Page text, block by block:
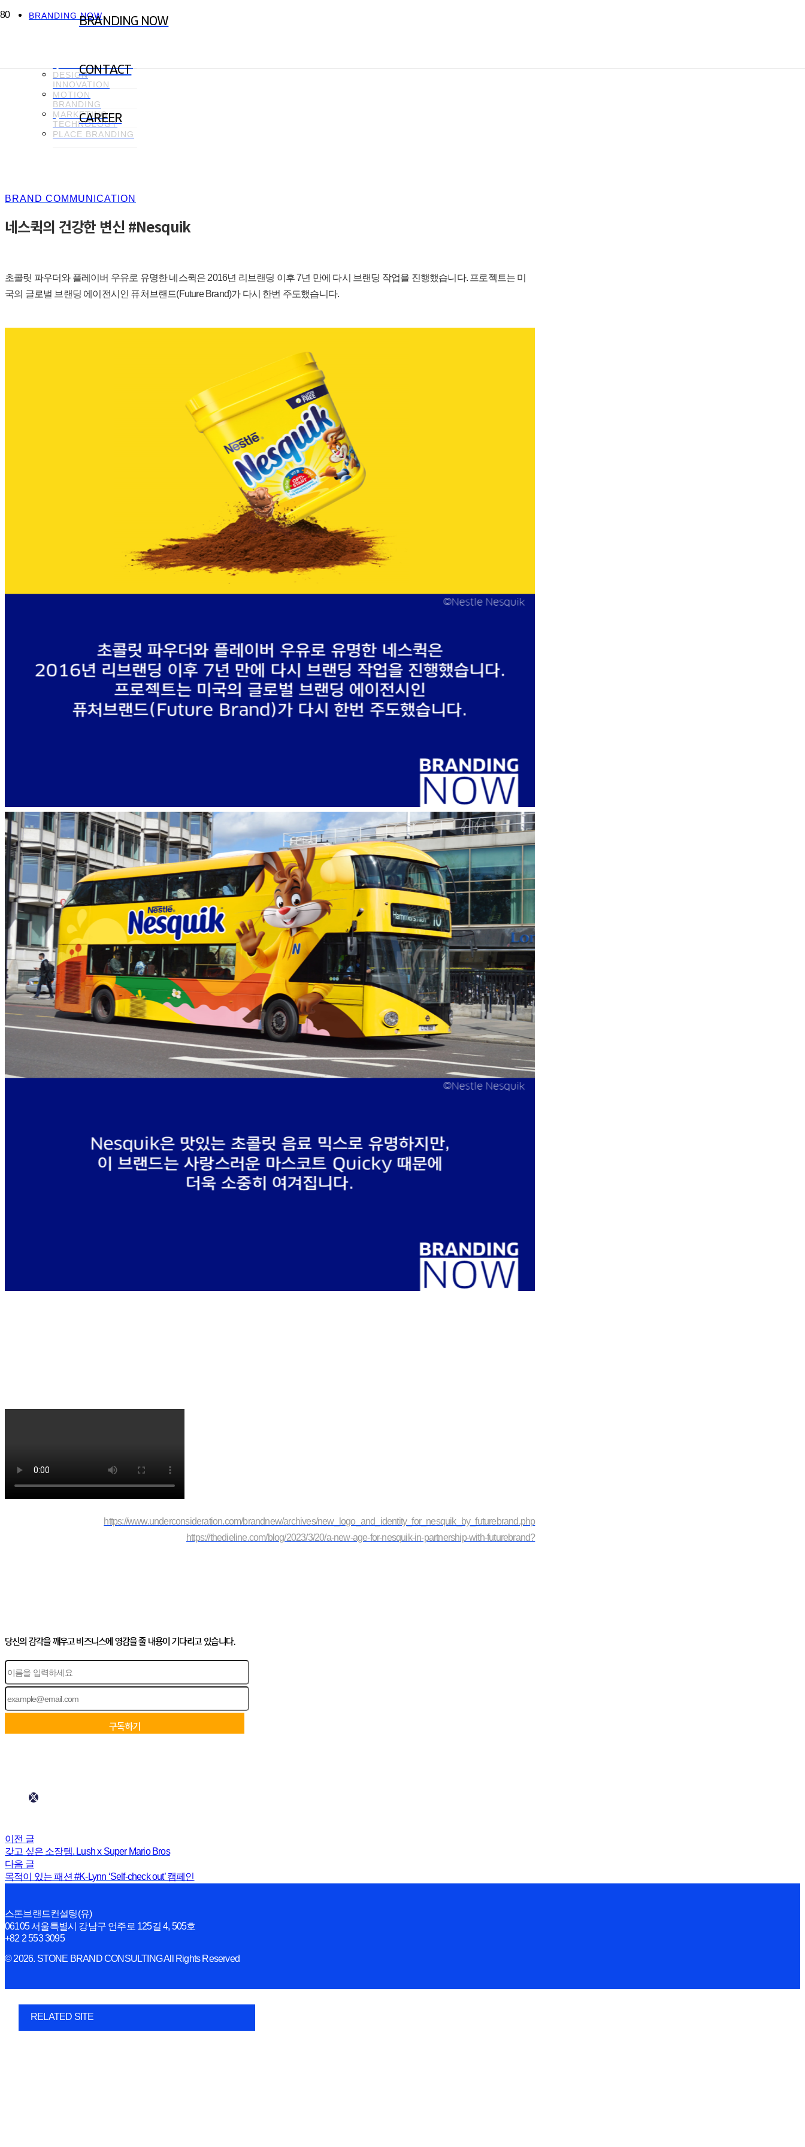
BRANDING NOW
CONTACT
CAREER
BRANDING NOW
COMMUNICATION
DESIGN
INNOVATION
MOTION
BRANDING
MARKETING
TECHNOLOGY
PLACE BRANDING
BRAND COMMUNICATION
네스퀵의 건강한 변신 #Nesquik
초콜릿 파우더와 플레이버 우유로 유명한 네스퀵은 2016년 리브랜딩 이후 7년 만에 다시 브랜딩 작업을 진행했습니다. 프로젝트는 미
국의 글로벌 브랜딩 에이전시인 퓨처브랜드(Future Brand)가 다시 한번 주도했습니다.
https://www.underconsideration.com/brandnew/archives/new_logo_and_identity_for_nesquik_by_futurebrand.php
https://thedieline.com/blog/2023/3/20/a-new-age-for-nesquik-in-partnership-with-futurebrand?
당신의 감각을 깨우고 비즈니스에 영감을 줄 내용이 기다리고 있습니다.
이전 글
갖고 싶은 소장템. Lush x Super Mario Bros
다음 글
목적이 있는 패션 #K-Lynn ‘Self-check out’ 캠페인
스톤브랜드컨설팅(유)
06105 서울특별시 강남구 언주로 125길 4, 505호
+82 2 553 3095
© 2026. STONE BRAND CONSULTING All Rights Reserved
RELATED SITE